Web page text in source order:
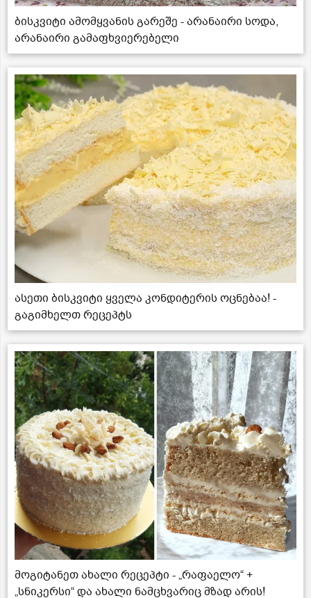
ბისკვიტი ამომყვანის გარეშე - არანაირი სოდა,
არანაირი გამაფხვიერებელი
ასეთი ბისკვიტი ყველა კონდიტერის ოცნებაა! -
გაგიმხელთ რეცეპტს
მოგიტანეთ ახალი რეცეპტი - „რაფაელო“ +
„სნიკერსი“ და ახალი ნამცხვარიც მზად არის!